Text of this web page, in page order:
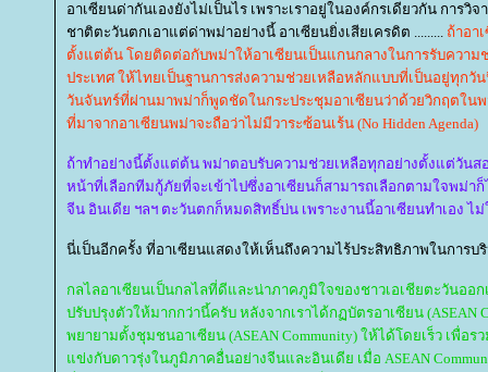
อาเซียนด่ากันเองยังไม่เป็นไร เพราะเราอยู่ในองค์กรเดียวกัน การ
ชาติตะวันตกเอาแต่ด่าพม่าอย่างนี้ อาเซียนยิ่งเสียเครดิต ......... ถ้าอา
ตั้งแต่ต้น โดยติดต่อกับพม่าให้อาเซียนเป็นแกนกลางในการรับความ
ประเทศ ให้ไทยเป็นฐานการส่งความช่วยเหลือหลักแบบที่เป็นอยู่ทุกวัน
วันจันทร์ที่ผ่านมาพม่าก็พูดชัดในกระประชุมอาเซียนว่าด้วยวิกฤตในพ
ที่มาจากอาเซียนพม่าจะถือว่าไม่มีวาระซ้อนเร้น (No Hidden Agenda)
ถ้าทำอย่างนี้ตั้งแต่ต้น พม่าตอบรับความช่วยเหลือทุกอย่างตั้งแต่วัน
หน้าที่เลือกทีมกู้ภัยที่จะเข้าไปซึ่งอาเซียนก็สามารถเลือกตามใจพม่า
จีน อินเดีย ฯลฯ ตะวันตกก็หมดสิทธิ์บ่น เพราะงานนี้อาเซียนทำเอง ไ
นี่เป็นอีกครั้ง ที่อาเซียนแสดงให้เห็นถึงความไร้ประสิทธิภาพในการบ
กลไลอาเซียนเป็นกลไลที่ดีและน่าภาคภูมิใจของชาวเอเชียตะวันออ
ปรับปรุงตัวให้มากกว่านี้ครับ หลังจากเราได้กฏบัตรอาเซียน (ASEAN
พยายามตั้งชุมชนอาเซียน (ASEAN Community) ให้ได้โดยเร็ว เพื่อ
ข่งกับดาวรุ่งในภูมิภาคอื่นอย่างจีนและอินเดีย เมื่อ ASEAN